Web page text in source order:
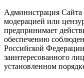
Администрация Сайта
модерацией или
предпринимает
обеспечению
Российской
заинтересованного
установленном